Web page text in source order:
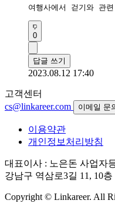
여행사에서 걷기와 관
0
답글 쓰기
2023.08.12 17:40
고객센터
cs@linkareer.com
이메일 문
이용약관
개인정보처리방침
대표이사 : 노은돈 사업자
강남구 역삼로3길 11, 10층
Copyright © Linkareer. All